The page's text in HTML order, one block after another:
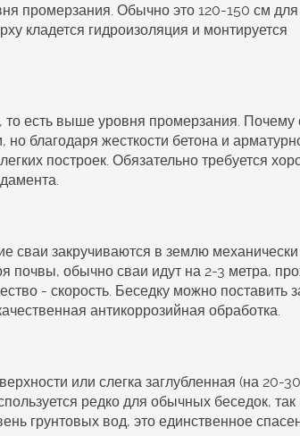
промерзания. Обычно это 120-150 см для
кладется гидроизоляция и монтируется
есть выше уровня промерзания. Почему
но благодаря жесткости бетона и
построек. Обязательно требуется
сваи закручиваются в землю
почвы, обычно сваи идут на 2-3 метра,
- скорость. Беседку можно поставить
антикоррозийная обработка.
или слегка заглубленная (на 20-
редко для обычных беседок, так
грунтовых вод, это единственное